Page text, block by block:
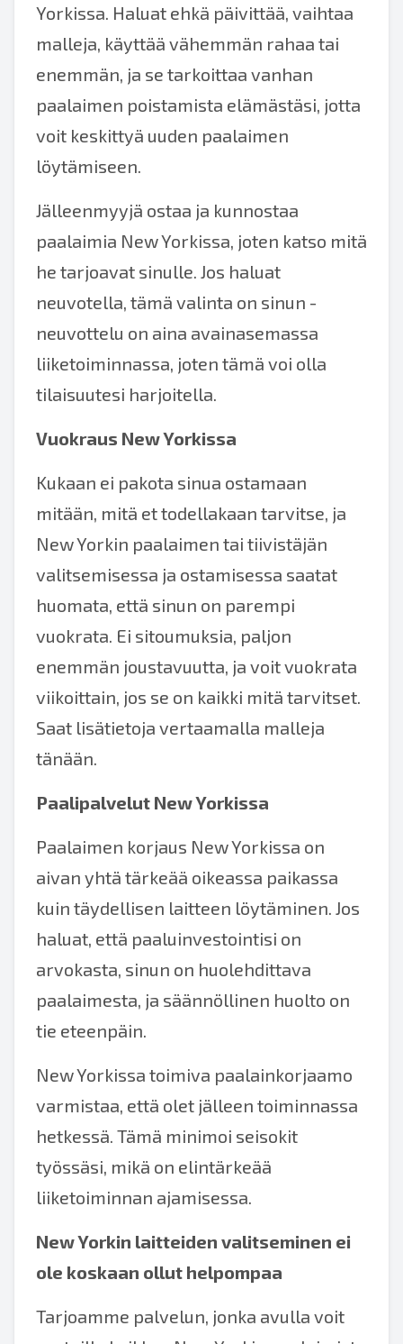
Yorkissa. Haluat ehkä päivittää, vaihtaa
malleja, käyttää vähemmän rahaa tai
enemmän, ja se tarkoittaa vanhan
paalaimen poistamista elämästäsi, jotta
voit keskittyä uuden paalaimen
löytämiseen.
Jälleenmyyjä ostaa ja kunnostaa
paalaimia New Yorkissa, joten katso mitä
he tarjoavat sinulle. Jos haluat
neuvotella, tämä valinta on sinun -
neuvottelu on aina avainasemassa
liiketoiminnassa, joten tämä voi olla
tilaisuutesi harjoitella.
Vuokraus New Yorkissa
Kukaan ei pakota sinua ostamaan
mitään, mitä et todellakaan tarvitse, ja
New Yorkin paalaimen tai tiivistäjän
valitsemisessa ja ostamisessa saatat
huomata, että sinun on parempi
vuokrata. Ei sitoumuksia, paljon
enemmän joustavuutta, ja voit vuokrata
viikoittain, jos se on kaikki mitä tarvitset.
Saat lisätietoja vertaamalla malleja
tänään.
Paalipalvelut New Yorkissa
Paalaimen korjaus New Yorkissa on
aivan yhtä tärkeää oikeassa paikassa
kuin täydellisen laitteen löytäminen. Jos
haluat, että paaluinvestointisi on
arvokasta, sinun on huolehdittava
paalaimesta, ja säännöllinen huolto on
tie eteenpäin.
New Yorkissa toimiva paalainkorjaamo
varmistaa, että olet jälleen toiminnassa
hetkessä. Tämä minimoi seisokit
työssäsi, mikä on elintärkeää
liiketoiminnan ajamisessa.
New Yorkin laitteiden valitseminen ei
ole koskaan ollut helpompaa
Tarjoamme palvelun, jonka avulla voit